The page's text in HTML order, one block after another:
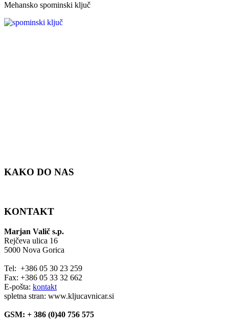
Mehansko spominski ključ
KAKO DO NAS
KONTAKT
Marjan Valič s.p.
Rejčeva ulica 16
5000 Nova Gorica
Tel: +386 05 30 23 259
Fax: +386 05 33 32 662
E-pošta: kontakt
spletna stran: www.kljucavnicar.si
GSM: + 386 (0)40 756 575